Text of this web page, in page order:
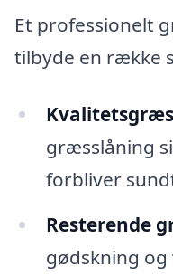
Et professionelt
tilbyde en række
græsslåning
forbliver
Resterende
gødskning og